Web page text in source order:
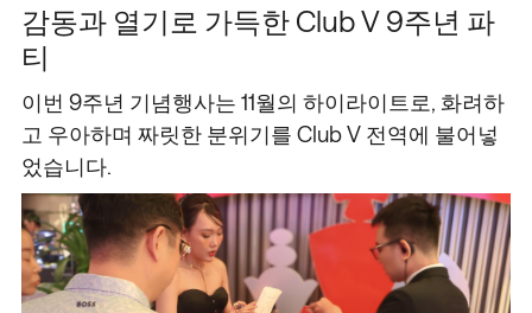
감동과 열기로 가득한 Club V 9주년 파
티
이번 9주년 기념행사는 11월의 하이라이트로, 화려하
고 우아하며 짜릿한 분위기를 Club V 전역에 불어넣
었습니다.